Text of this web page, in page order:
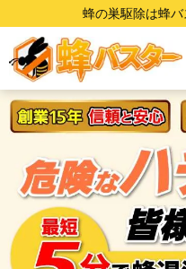
蜂の巣駆除は蜂